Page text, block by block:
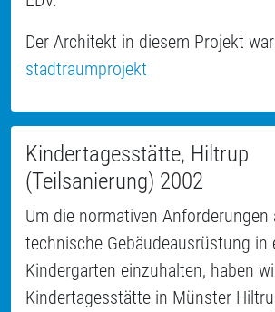
Der Architekt in diesem Projekt war
stadtraumprojekt
Kindertagesstätte, Hiltrup
(Teilsanierung) 2002
Um die normativen Anforderungen
technische Gebäudeausrüstung in
Kindergarten einzuhalten, haben
Kindertagesstätte in Münster